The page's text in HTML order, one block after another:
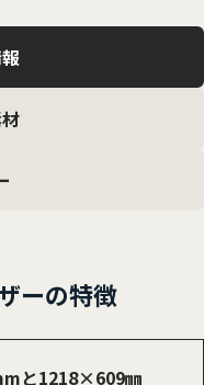
ーの特徴
と1218×609㎜